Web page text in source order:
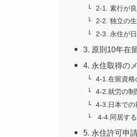
2-1. 素行が
2-2. 独立の
2-3. 永住が
3. 原則10年在
4. 永住取得の
4-1.在留資格
4-2.就労の制
4-3.日本での
4-4.同居す
5. 永住許可申